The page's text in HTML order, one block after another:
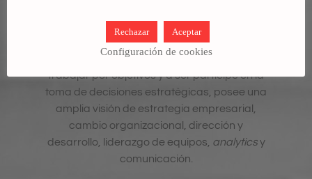
conocimiento en gestión y transformación de
grandes compañías. Acostumbrada a
trabajar por objetivos y a ser partícipe en la
toma de decisiones estratégicas, posee una
amplia visión de estrategia empresarial,
cambio organizacional, dirección y
desarrollo, liderazgo de equipos, analyticsy
comunicación.
Rechazar Aceptar
Configuración de cookies